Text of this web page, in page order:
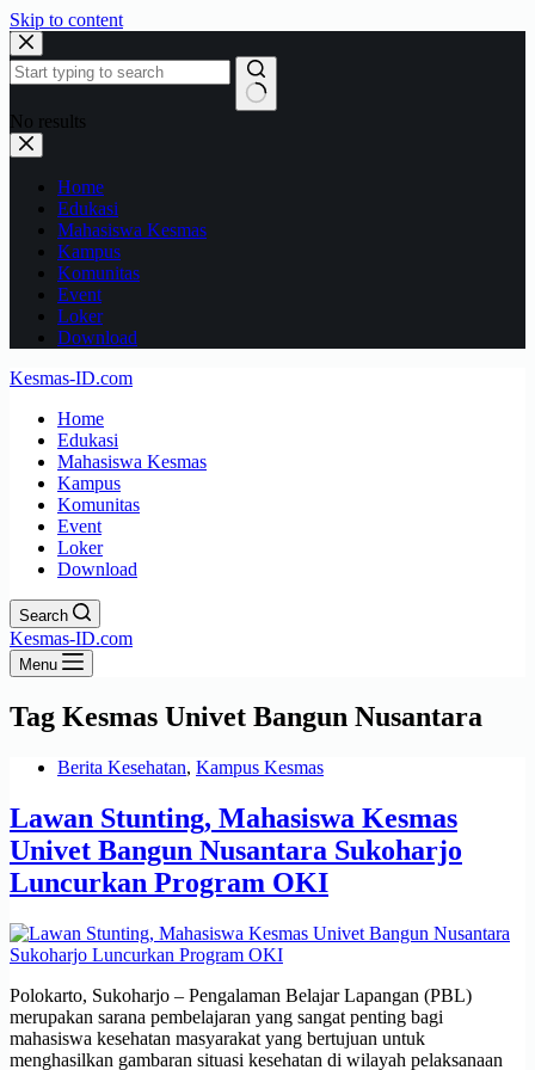
Skip to content
No results
Home
Edukasi
Mahasiswa Kesmas
Kampus
Komunitas
Event
Loker
Download
Kesmas-ID.com
Home
Edukasi
Mahasiswa Kesmas
Kampus
Komunitas
Event
Loker
Download
Search
Kesmas-ID.com
Menu
Tag Kesmas Univet Bangun Nusantara
Berita Kesehatan, Kampus Kesmas
Lawan Stunting, Mahasiswa Kesmas
Univet Bangun Nusantara Sukoharjo
Luncurkan Program OKI
Polokarto, Sukoharjo – Pengalaman Belajar Lapangan (PBL)
merupakan sarana pembelajaran yang sangat penting bagi
mahasiswa kesehatan masyarakat yang bertujuan untuk
menghasilkan gambaran situasi kesehatan di wilayah pelaksanaan